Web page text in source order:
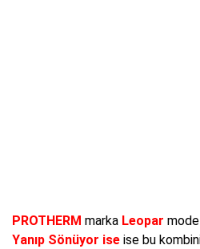
PROTHERM marka Leopar
Yanıp Sönüyor ise ise bu